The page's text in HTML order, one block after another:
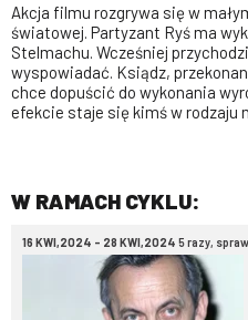
Akcja filmu rozgrywa się w
światowej. Partyzant Ryś ma
Stelmachu. Wcześniej
wyspowiadać. Ksiądz,
chce dopuścić do wykonania
efekcie staje się kimś w rodzaju
W RAMACH CYKLU:
16 KWI,2024 - 28 KWI,2024 5 razy,